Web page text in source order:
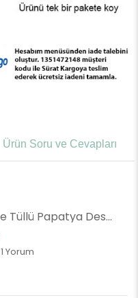
Ürün Soru ve Cevapları
Kız Çocuk Elbise Tüllü Papatya Desenli Ekru (3 Yaş)
1 Yorum